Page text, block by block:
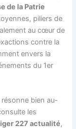
de la Patrie
piliers de
au cœur de
contre la
envers la
du 1er
résonne bien au-
les
227 actualité,